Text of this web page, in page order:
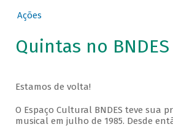
Ações
Quintas no BNDES
Estamos de volta!
O Espaço Cultural BNDES teve sua
musical em julho de 1985. Desde